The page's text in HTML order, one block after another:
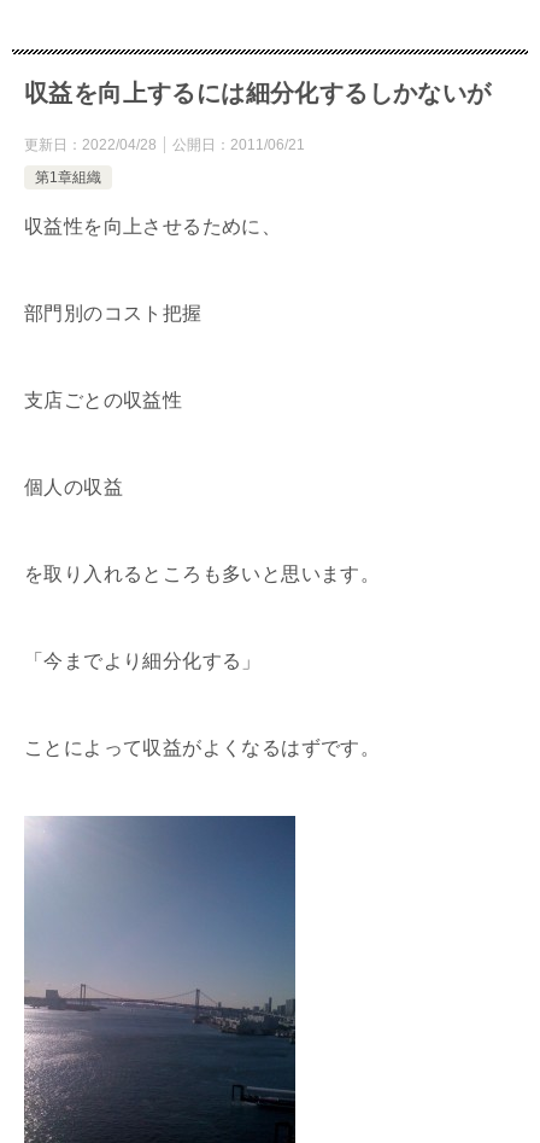
収益を向上するには細分化するしかないが
更新日： 2022/04/28 公開日： 2011/06/21
第1章組織
収益性を向上させるために、
部門別のコスト把握
支店ごとの収益性
個人の収益
を取り入れるところも多いと思います。
「今までより細分化する」
ことによって収益がよくなるはずです。